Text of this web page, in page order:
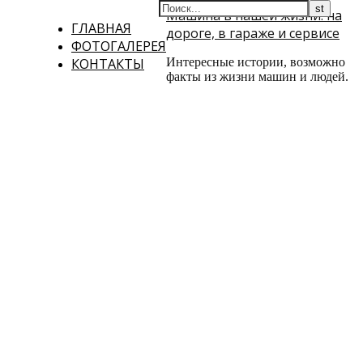
ГЛАВНАЯ
ФОТОГАЛЕРЕЯ
КОНТАКТЫ
Машина в нашей жизни: на
дороге, в гараже и сервисе
Интересные истории, возможно
факты из жизни машин и людей.